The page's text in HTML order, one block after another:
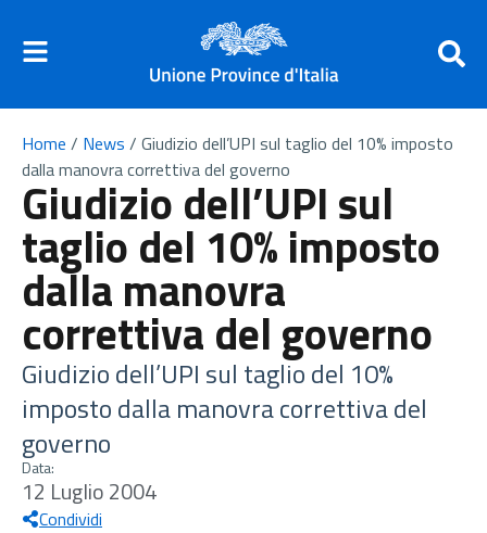
Home / News / Giudizio dell’UPI sul taglio del 10% imposto
dalla manovra correttiva del governo
Giudizio dell’UPI sul
taglio del 10% imposto
dalla manovra
correttiva del governo
Giudizio dell’UPI sul taglio del 10%
imposto dalla manovra correttiva del
governo
Data:
12 Luglio 2004
Condividi